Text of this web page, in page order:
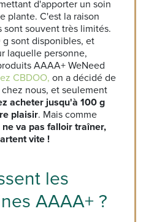
d'apporter un soin
plante. C'est la raison
sont souvent très limités.
sont disponibles, et
laquelle personne,
AAAA+ WeNeed
CBDOO, on a décidé de
nous, et seulement
acheter jusqu'à 100 g
plaisir. Mais comme
ne va pas falloir traîner,
vite !
les
AAAA+ ?